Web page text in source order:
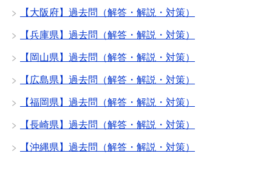
【大阪府】過去問（解答・解説・対策）
【兵庫県】過去問（解答・解説・対策）
【岡山県】過去問（解答・解説・対策）
【広島県】過去問（解答・解説・対策）
【福岡県】過去問（解答・解説・対策）
【長崎県】過去問（解答・解説・対策）
【沖縄県】過去問（解答・解説・対策）